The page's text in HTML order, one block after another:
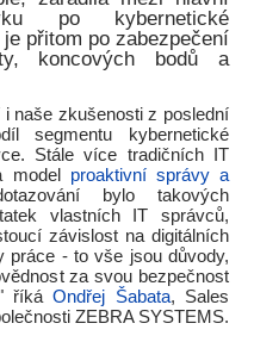
po kybernetické
přitom po zabezpečení
koncových bodů a
naše zkušenosti z poslední
segmentu kybernetické
Stále více tradičních IT
model proaktivní správy a
bylo takových
vlastních IT správců,
závislost na digitálních
práce - to vše jsou důvody,
za svou bezpečnost
říkáOndřej Šabata, Sales
ZEBRA SYSTEMS.